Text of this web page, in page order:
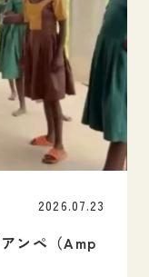
ンペ（Amp
2026.07.23